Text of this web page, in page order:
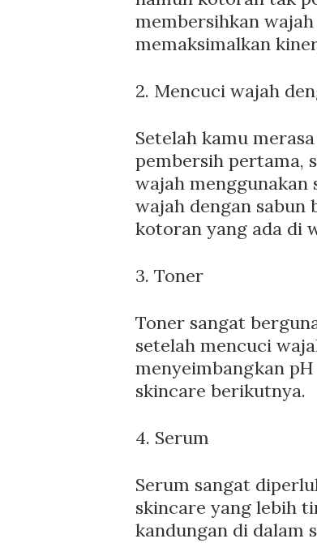
membersihkan
memaksimalkan
2. Mencuci wajah
Setelah kamu
pembersih pertama,
wajah menggunakan
wajah dengan
kotoran yang ada di
3. Toner
Toner sangat
setelah mencuci
menyeimbangkan
skincare berikutnya.
4. Serum
Serum sangat
skincare yang lebih
kandungan di dalam